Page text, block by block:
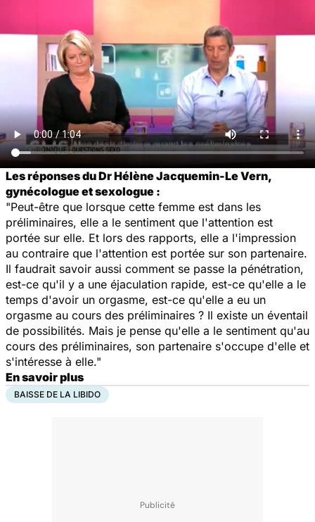
Les réponses du Dr Hélène Jacquemin-Le Vern,
gynécologue et sexologue :
"Peut-être que lorsque cette femme est dans les
préliminaires, elle a le sentiment que l'attention est
portée sur elle. Et lors des rapports, elle a l'impression
au contraire que l'attention est portée sur son partenaire.
Il faudrait savoir aussi comment se passe la pénétration,
est-ce qu'il y a une éjaculation rapide, est-ce qu'elle a le
temps d'avoir un orgasme, est-ce qu'elle a eu un
orgasme au cours des préliminaires ? Il existe un éventail
de possibilités. Mais je pense qu'elle a le sentiment qu'au
cours des préliminaires, son partenaire s'occupe d'elle et
s'intéresse à elle."
En savoir plus
BAISSE DE LA LIBIDO